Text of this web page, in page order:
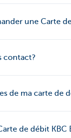
une Carte
contact?
de ma carte de
de débit KBC